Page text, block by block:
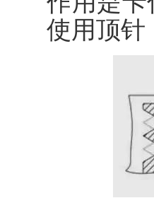
使用顶针